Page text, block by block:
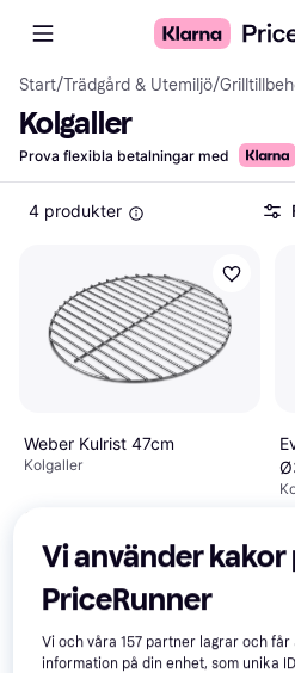
Start/Trädgård & Utemiljö/
Kolgaller
Prova flexibla betalningar med
4 produkter
Weber Kulrist 47cm
Kolgaller
Vi använder kakor
PriceRunner
Vi och våra157 partner lagrar och får
information på din enhet, som unika